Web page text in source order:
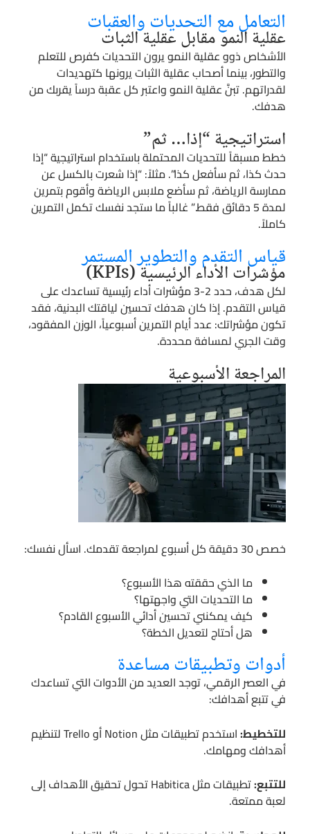
التعامل مع التحديات والعقبات
عقلية النمو مقابل عقلية الثبات
الأشخاص ذوو عقلية النمو يرون التحديات كفرص للتعلم
والتطور، بينما أصحاب عقلية الثبات يرونها كتهديدات
لقدراتهم. تبنَّ عقلية النمو واعتبر كل عقبة درساً يقربك من
هدفك.
استراتيجية “إذا… ثم”
خطط مسبقاً للتحديات المحتملة باستخدام استراتيجية “إذا
حدث كذا، ثم سأفعل كذا”. مثلاً: “إذا شعرت بالكسل عن
ممارسة الرياضة، ثم سأضع ملابس الرياضة وأقوم بتمرين
لمدة 5 دقائق فقط.” غالباً ما ستجد نفسك تكمل التمرين
كاملاً.
قياس التقدم والتطوير المستمر
مؤشرات الأداء الرئيسية (KPIs)
لكل هدف، حدد 2-3 مؤشرات أداء رئيسية تساعدك على
قياس التقدم. إذا كان هدفك تحسين لياقتك البدنية، فقد
تكون مؤشراتك: عدد أيام التمرين أسبوعياً، الوزن المفقود،
وقت الجري لمسافة محددة.
المراجعة الأسبوعية
خصص 30 دقيقة كل أسبوع لمراجعة تقدمك. اسأل نفسك:
ما الذي حققته هذا الأسبوع؟
ما التحديات التي واجهتها؟
كيف يمكنني تحسين أدائي الأسبوع القادم؟
هل أحتاج لتعديل الخطة؟
أدوات وتطبيقات مساعدة
في العصر الرقمي، توجد العديد من الأدوات التي تساعدك
في تتبع أهدافك:
للتخطيط:
استخدم تطبيقات مثل Notion أو Trello لتنظيم
أهدافك ومهامك.
للتتبع:
تطبيقات مثل Habitica تحول تحقيق الأهداف إلى
لعبة ممتعة.